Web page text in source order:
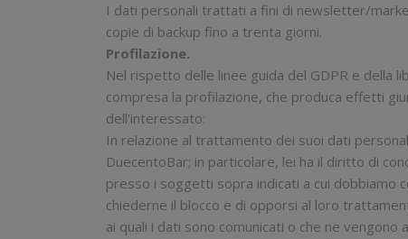
I dati personali trattati a fini di newsletter/
copie di backup fino a trenta giorni.
Profilazione.
Nel rispetto delle linee guida del GDPR e della
compresa la profilazione, che produca effetti
dell'interessato:
In relazione al trattamento dei suoi dati
DuecentoBar; in particolare, lei ha il diritto di
presso i soggetti sopra indicati a cui dobbiamo
chiederne il blocco e di opporsi al loro
ai quali i dati sono comunicati o che ne